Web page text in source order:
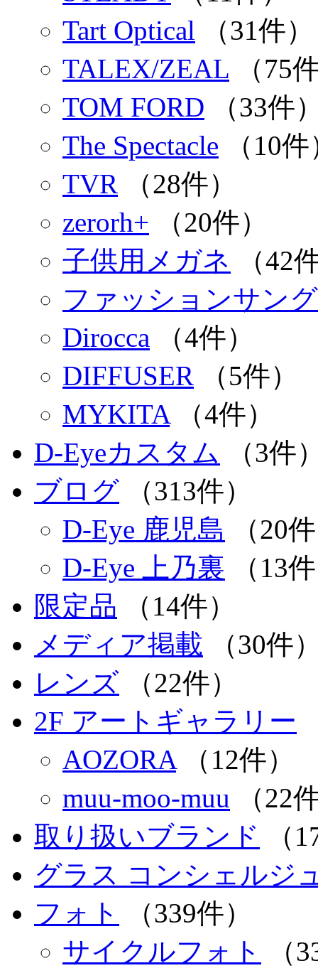
Tart Optical （31件）
TALEX/ZEAL （75
TOM FORD （33件
The Spectacle （10
TVR （28件）
zerorh+ （20件）
子供用メガネ
（42
ファッションサン
Dirocca （4件）
DIFFUSER （5件）
MYKITA（4件）
D-Eyeカスタム （3件
ブログ （313件）
D-Eye 鹿児島 （20
D-Eye 上乃裏 （13
限定品 （14件）
メディア掲載 （30件
レンズ （22件）
2F アートギャラリー
AOZORA（12件）
muu-moo-muu （22
取り扱いブランド
（
グラス コンシェルジ
フォト
（339件）
サイクルフォト
（